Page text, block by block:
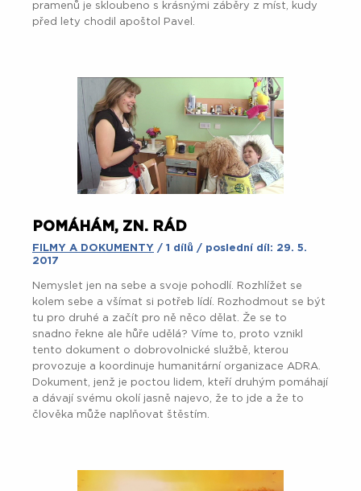
pramenů je skloubeno s krásnými záběry z míst, kudy
před lety chodil apoštol Pavel.
POMÁHÁM, ZN. RÁD
FILMY A DOKUMENTY / 1 dílů / poslední díl: 29. 5.
2017
Nemyslet jen na sebe a svoje pohodlí. Rozhlížet se
kolem sebe a všímat si potřeb lídí. Rozhodmout se být
tu pro druhé a začít pro ně něco dělat. Že se to
snadno řekne ale hůře udělá? Víme to, proto vznikl
tento dokument o dobrovolnické službě, kterou
provozuje a koordinuje humanitární organizace ADRA.
Dokument, jenž je poctou lidem, kteří druhým pomáhají
a dávají svému okolí jasně najevo, že to jde a že to
člověka může naplňovat štěstím.